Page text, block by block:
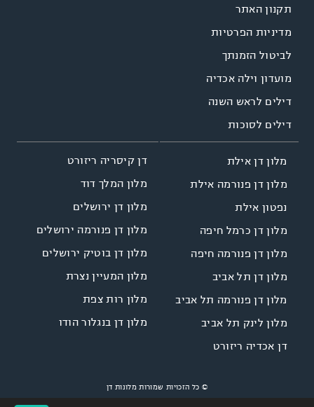
תקנון האתר
מדיניות הפרטיות
לביטול הזמנתך
מועדון וילה אכדיה
דילים לראש השנה
דילים לסוכות
מלון דן אילת
מלון דן פנורמה אילת
נפטון אילת
מלון דן כרמל חיפה
מלון דן פנורמה חיפה
מלון דן תל אביב
מלון דן פנורמה תל אביב
מלון לינק תל אביב
דן אכדיה ריזורט
דן קיסריה ריזורט
מלון המלך דוד
מלון דן ירושלים
מלון דן פנורמה ירושלים
מלון דן בוטיק ירושלים
מלון המעיין נצרת
מלון רות צפת
מלון דן בנגלור הודו
© כל הזכויות שמורות מלונות דן